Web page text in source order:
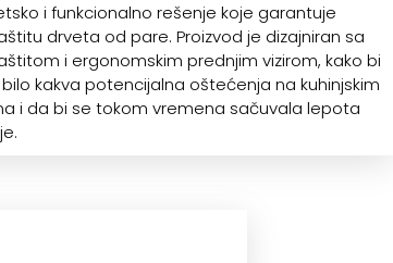
i funkcionalno rešenje koje garantuje
drveta od pare. Proizvod je dizajniran sa
i ergonomskim prednjim vizirom, kako bi
kakva potencijalna oštećenja na kuhinjskim
i da bi se tokom vremena sačuvala lepota